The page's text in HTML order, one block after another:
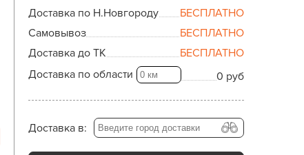
Доставка по Н.Новгороду
БЕСПЛАТНО
Самовывоз
БЕСПЛАТНО
Доставка до ТК
БЕСПЛАТНО
Доставка по области
0 руб
Доставка в: